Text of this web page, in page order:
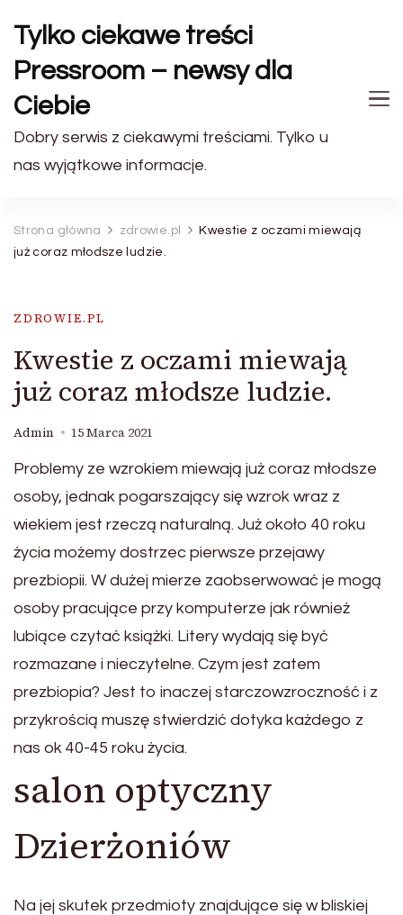
Tylko ciekawe treści
Pressroom – newsy dla
Ciebie
Dobry serwis z ciekawymi treściami. Tylko u
nas wyjątkowe informacje.
Strona główna zdrowie.pl
Kwestie z oczami miewają
już coraz młodsze ludzie.
ZDROWIE.PL
Kwestie z oczami miewają
już coraz młodsze ludzie.
Admin 15 Marca 2021
Problemy ze wzrokiem miewają już coraz młodsze
osoby, jednak pogarszający się wzrok wraz z
wiekiem jest rzeczą naturalną. Już około 40 roku
życia możemy dostrzec pierwsze przejawy
prezbiopii. W dużej mierze zaobserwować je mogą
osoby pracujące przy komputerze jak również
lubiące czytać książki. Litery wydają się być
rozmazane i nieczytelne. Czym jest zatem
prezbiopia? Jest to inaczej starczowzroczność i z
przykrością muszę stwierdzić dotyka każdego z
nas ok 40-45 roku życia.
salon optyczny
Dzierżoniów
Na jej skutek przedmioty znajdujące się w bliskiej